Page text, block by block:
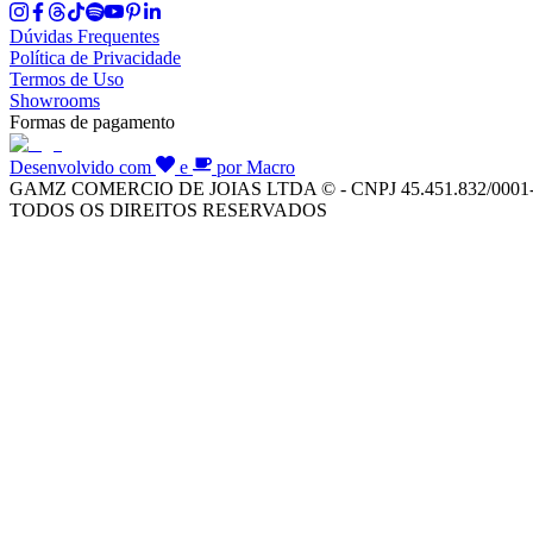
Dúvidas Frequentes
Política de Privacidade
Termos de Uso
Showrooms
Formas de pagamento
Desenvolvido com e
por Macro
GAMZ COMERCIO DE JOIAS LTDA © - CNPJ 45.451.832/
TODOS OS DIREITOS RESERVADOS